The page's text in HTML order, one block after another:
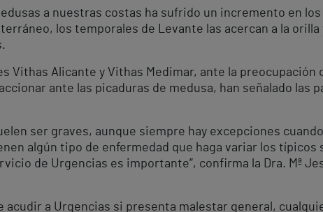
a nuestras costas ha sufrido un incremento en
los temporales de Levante las acercan a la
Vithas Alicante y Vithas Medimar, ante la preocupación
ante las picaduras de medusa, han señalado las
ser graves, aunque siempre hay excepciones
algún tipo de enfermedad que haga variar los típicos
de Urgencias es importante”, confirma la Dra. Mª
acudir a Urgencias si presenta malestar general,